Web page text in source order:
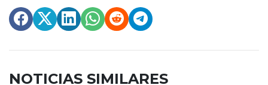
NOTICIAS SIMILARES